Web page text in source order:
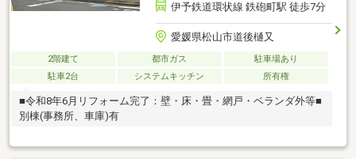
伊予鉄道環状線 鉄砲町駅 徒歩7分
愛媛県松山市道後樋又
2階建て 都市ガス
駐車場あり
駐車2台
システムキッチン 所有権
■令和8年6月リフォーム完了：壁・床・畳・網戸・ベランダ外等■
別棟(事務所、車庫)有